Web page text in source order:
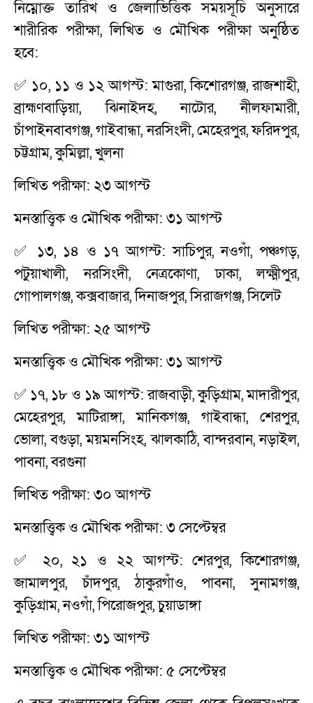
নিম্নোক্ত তারিখ ও জেলাভিত্তিক সময়সূচি অনুসারে
শারীরিক পরীক্ষা, লিখিত ও মৌখিক পরীক্ষা অনুষ্ঠিত
হবে:
✅ ১০, ১১ ও ১২ আগস্ট: মাগুরা, কিশোরগঞ্জ, রাজশাহী,
ব্রাহ্মণবাড়িয়া, ঝিনাইদহ, নাটোর, নীলফামারী,
চাঁপাইনবাবগঞ্জ, গাইবান্ধা, নরসিংদী, মেহেরপুর, ফরিদপুর,
চট্টগ্রাম, কুমিল্লা, খুলনা
লিখিত পরীক্ষা: ২৩ আগস্ট
মনস্তাত্ত্বিক ও মৌখিক পরীক্ষা: ৩১ আগস্ট
✅ ১৩, ১৪ ও ১৭ আগস্ট: সাচিপুর, নওগাঁ, পঞ্চগড়,
পটুয়াখালী, নরসিংদী, নেত্রকোণা, ঢাকা, লক্ষ্মীপুর,
গোপালগঞ্জ, কক্সবাজার, দিনাজপুর, সিরাজগঞ্জ, সিলেট
লিখিত পরীক্ষা: ২৫ আগস্ট
মনস্তাত্ত্বিক ও মৌখিক পরীক্ষা: ৩১ আগস্ট
✅ ১৭, ১৮ ও ১৯ আগস্ট: রাজবাড়ী, কুড়িগ্রাম, মাদারীপুর,
মেহেরপুর, মাটিরাঙ্গা, মানিকগঞ্জ, গাইবান্ধা, শেরপুর,
ভোলা, বগুড়া, ময়মনসিংহ, ঝালকাঠি, বান্দরবান, নড়াইল,
পাবনা, বরগুনা
লিখিত পরীক্ষা: ৩০ আগস্ট
মনস্তাত্ত্বিক ও মৌখিক পরীক্ষা: ৩ সেপ্টেম্বর
✅ ২০, ২১ ও ২২ আগস্ট: শেরপুর, কিশোরগঞ্জ,
জামালপুর, চাঁদপুর, ঠাকুরগাঁও, পাবনা, সুনামগঞ্জ,
কুড়িগ্রাম, নওগাঁ, পিরোজপুর, চুয়াডাঙ্গা
লিখিত পরীক্ষা: ৩১ আগস্ট
মনস্তাত্ত্বিক ও মৌখিক পরীক্ষা: ৫ সেপ্টেম্বর